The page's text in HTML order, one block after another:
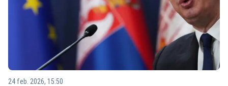
24 feb. 2026, 15:50